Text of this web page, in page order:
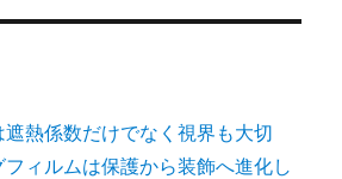
遮熱係数だけでなく視界も大切
ィルムは保護から装飾へ進化し